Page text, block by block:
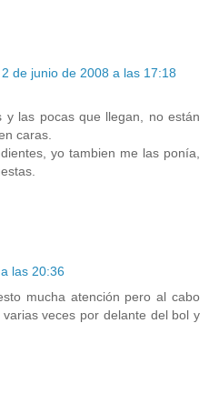
2 de junio de 2008 a las 17:18
y las pocas que llegan, no están
caras.
yo tambien me las ponía,
las 20:36
mucha atención pero al cabo
veces por delante del bol y